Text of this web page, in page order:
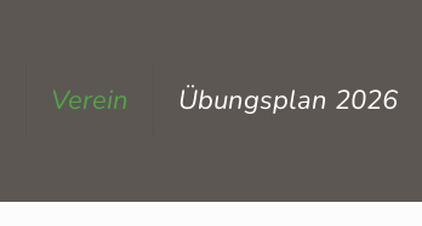
Verein Übungsplan 2026